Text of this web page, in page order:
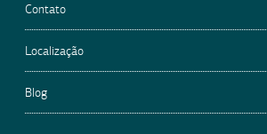
Contato
Localização
Blog